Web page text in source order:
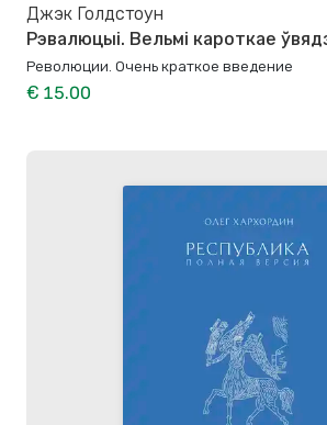
Джэк Голдстоун
Рэвалюцыі. Вельмі кароткае
Революции. Очень краткое введение
€ 15.00